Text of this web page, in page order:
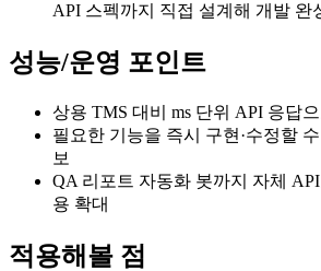
API 스펙까지 직접 설계해 개발 완
성능/운영 포인트
상용 TMS 대비 ms 단위 API 응답
필요한 기능을 즉시 구현·수정할
보
QA 리포트 자동화 봇까지 자체
용 확대
적용해볼 점